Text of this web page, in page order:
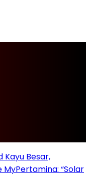
Kayu Besar,
MyPertamina: “Solar